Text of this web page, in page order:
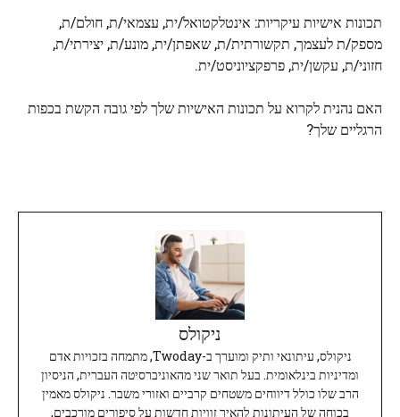
תכונות אישיות עיקריות: אינטלקטואל/ית, עצמאי/ת, חולם/ת,
מספק/ת לעצמך, תקשורתית/ת, שאפתן/ית, מונע/ת, יצירתי/ת,
חזוני/ת, עקשן/ית, פרפקציוניסט/ית.
האם נהנית לקרוא על תכונות האישיות שלך לפי גובה הקשת בכפות
הרגליים שלך?
ניקולס
ניקולס, עיתונאי ותיק ומוערך ב-Twoday, מתמחה בזכויות אדם
ומדיניות בינלאומית. בעל תואר שני מהאוניברסיטה העברית, הניסיון
הרב שלו כולל דיווחים משטחים קרביים ואזורי משבר. ניקולס מאמין
בכוחה של העיתונות להאיר זוויות חדשות על סיפורים מורכבים,